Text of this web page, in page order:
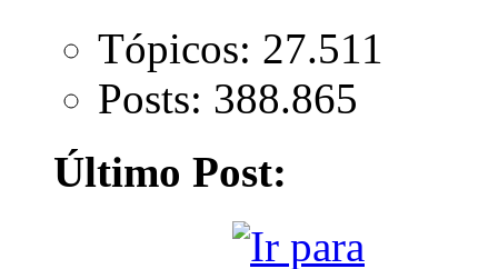
Tópicos: 27.511
Posts: 388.865
Último Post: